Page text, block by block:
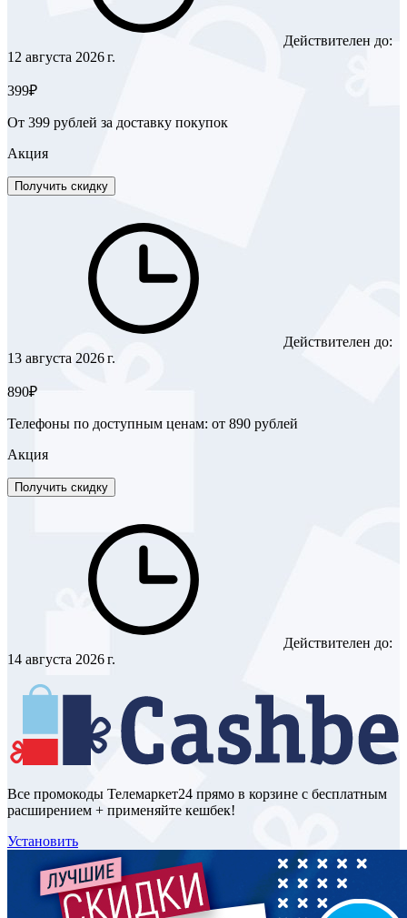
Действителен до:
12 августа 2026 г.
399₽
От 399 рублей за доставку покупок
Акция
Получить скидку
Действителен до:
13 августа 2026 г.
890₽
Телефоны по доступным ценам: от 890 рублей
Акция
Получить скидку
Действителен до:
14 августа 2026 г.
Все промокоды Телемаркет24 прямо в корзине с бесплатным
расширением + применяйте кешбек!
Установить